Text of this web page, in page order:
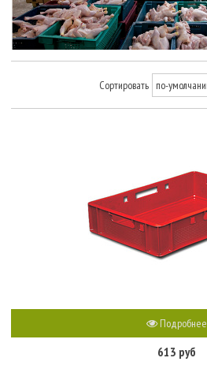
Сортировать
Подробнее
613 руб